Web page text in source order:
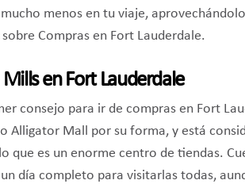
mucho menos en tu viaje,
sobre Compras en Fort Lauderdale.
Mills en Fort Lauderdale
consejo para ir de compras en Fort
Alligator Mall por su forma, y está
que es un enorme centro de tiendas.
día completo para visitarlas todas,